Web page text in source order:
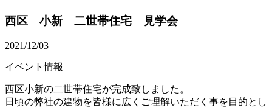
西区 小新 二世帯住宅 見学会
2021/12/03
イベント情報
西区小新の二世帯住宅が完成致しました。
日頃の弊社の建物を皆様に広くご理解いただく事を目的とし